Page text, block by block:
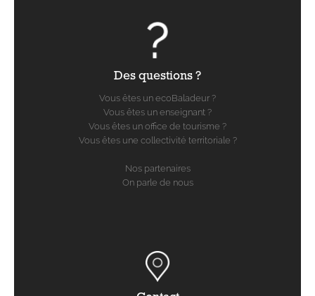
Des questions ?
Vous êtes un ecoBaladeur ?
Vous êtes un enseignant ?
Vous êtes un office de tourisme ?
Vous êtes une collectivité territoriale ?
Nos partenaires
On parle de nous